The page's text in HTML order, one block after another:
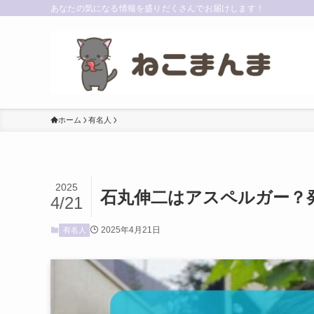
あなたの気になる情報を盛りだくさんでお届けします！
ホーム 有名人
石丸伸二はアスペルガー
2025
4/21
有名人 2025年4月21日